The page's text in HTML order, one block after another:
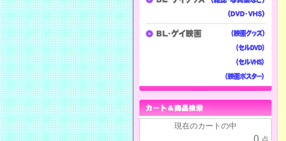
現在のカートの中